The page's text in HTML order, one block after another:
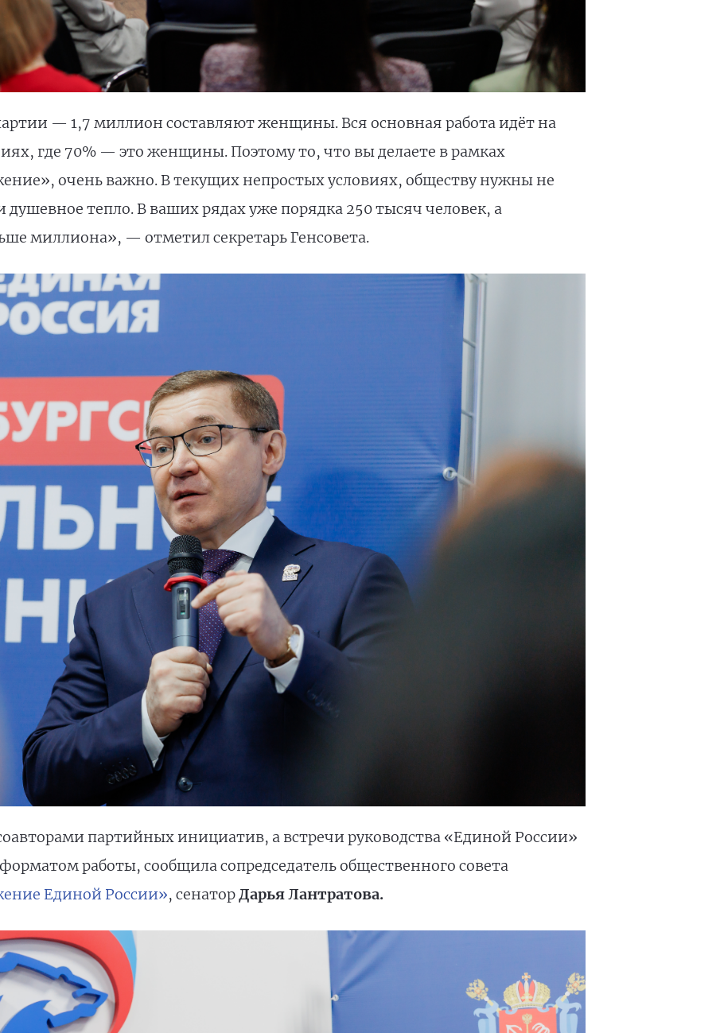
— 1,7 миллион составляют женщины. Вся основная работа идёт на
где 70% — это женщины. Поэтому то, что вы делаете в рамках
очень важно. В текущих непростых условиях, обществу нужны не
тепло. В ваших рядах уже порядка 250 тысяч человек, а
миллиона», — отметил секретарь Генсовета.
партийных инициатив, а встречи руководства «Единой России»
работы, сообщила сопредседатель общественного совета
Единой России», сенаторДарья Лантратова.